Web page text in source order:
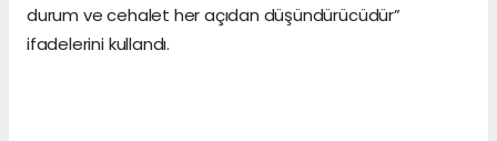
durum ve cehalet her açıdan düşündürücüdür”
ifadelerini kullandı.